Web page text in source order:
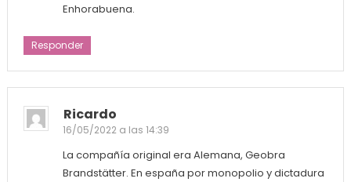
Enhorabuena.
Responder
Ricardo
16/05/2022 a las 14:39
La compañía original era Alemana, Geobra
Brandstätter. En españa por monopolio y dictadura